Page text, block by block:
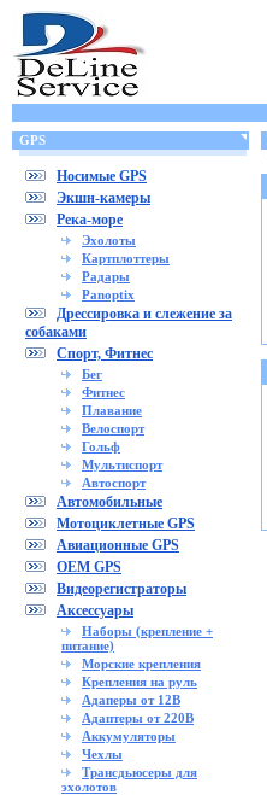
GPS
Носимые GPS
Экшн-камеры
Река-море
Эхолоты
Картплоттеры
Радары
Panoptix
Дрессировка и слежение за
собаками
Спорт, Фитнес
Бег
Фитнес
Плавание
Велоспорт
Гольф
Мультиспорт
Автоспорт
Автомобильные
Мотоциклетные GPS
Авиационные GPS
OEM GPS
Видеорегистраторы
Аксессуары
Наборы (крепление +
питание)
Морские крепления
Крепления на руль
Адаперы от 12В
Адаптеры от 220В
Аккумуляторы
Чехлы
Трансдьюсеры для
эхолотов